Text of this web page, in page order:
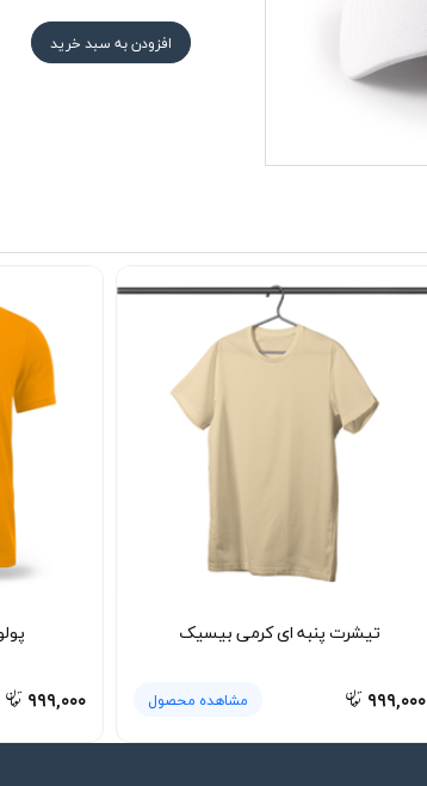
افزودن به سبد خرید
تیشرت پنبه ای کرمی بیسیک
۹۹۹,۰۰۰ مشاهده محصول ۹۹۹,۰۰۰